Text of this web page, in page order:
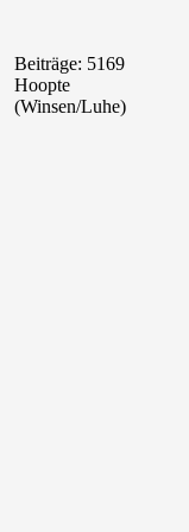
Beiträge: 5169
Hoopte
(Winsen/Luhe)